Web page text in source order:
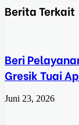
Berita Terkait
Beri
Gresik Tuai
Juni 23, 2026